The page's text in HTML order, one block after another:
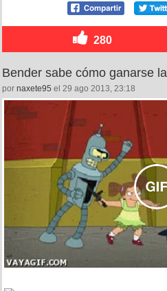
280
Bender sabe cómo ganarse
por naxete95 el 29 ago 2013, 23:18